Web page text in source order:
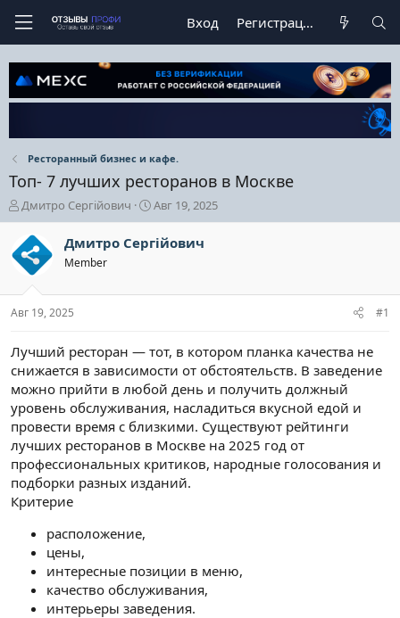
Вход Регистрация
Ресторанный бизнес и кафе.
Топ- 7 лучших ресторанов в Москве
А
в
т
о
р
е
м
Дмитро Сергійович
Д
а
т
а
ч
а
Авг 19, 2025
Дмитро Сергійович
Member
Авг 19, 2025 #1
Лучший ресторан — тот, в котором планка качества не
снижается в зависимости от обстоятельств. В заведение
можно прийти в любой день и получить должный
уровень обслуживания, насладиться вкусной едой и
провести время с близкими. Существуют рейтинги
лучших ресторанов в Москве на 2025 год от
профессиональных критиков, народные голосования и
подборки разных изданий.
Критерие
расположение,
цены,
интересные позиции в меню,
качество обслуживания,
интерьеры заведения.